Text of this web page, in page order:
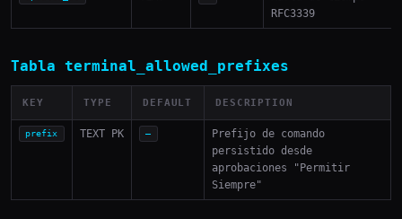
RFC3339
Tabla terminal_allowed_prefixes
KEY TYPE DEFAULT DESCRIPTION
prefix TEXT PK —
Prefijo de comando
persistido desde
aprobaciones "Permitir
Siempre"